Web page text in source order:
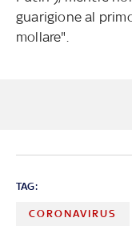
guarigione al
mollare".
TAG:
CORONAVIRUS